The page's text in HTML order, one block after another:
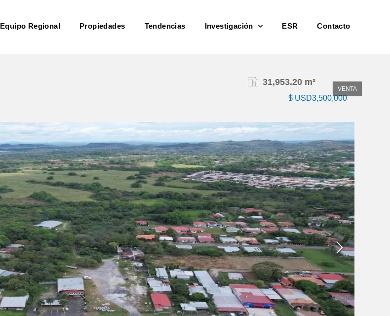
Equipo Regional Propiedades Tendencias Investigación ESR Contacto
31,953.20 m²
VENTA
$ USD3,500,000